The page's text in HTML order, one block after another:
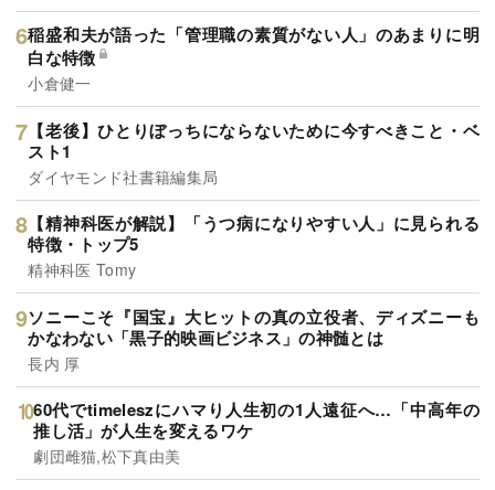
稲盛和夫が語った「管理職の素質がない人」のあまりに明
白な特徴
小倉健一
【老後】ひとりぼっちにならないために今すべきこと・ベ
スト1
ダイヤモンド社書籍編集局
【精神科医が解説】「うつ病になりやすい人」に見られる
特徴・トップ5
精神科医 Tomy
ソニーこそ『国宝』大ヒットの真の立役者、ディズニーも
かなわない「黒子的映画ビジネス」の神髄とは
長内 厚
60代でtimeleszにハマり人生初の1人遠征へ…「中高年の
推し活」が人生を変えるワケ
劇団雌猫,松下真由美